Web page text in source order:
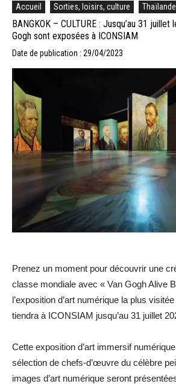
Accueil Sorties, loisirs, culture Thaïlande
BANGKOK – CULTURE : Jusqu’au 31
Gogh sont exposées à ICONSIAM
Date de publication : 29/04/2023
Prenez un moment pour découvrir une
classe mondiale avec « Van Gogh Alive
l’exposition d’art numérique la plus
tiendra à ICONSIAM jusqu’au 31 juillet
Cette exposition d’art immersif
sélection de chefs-d’œuvre du célèbre
images d’art numérique seront